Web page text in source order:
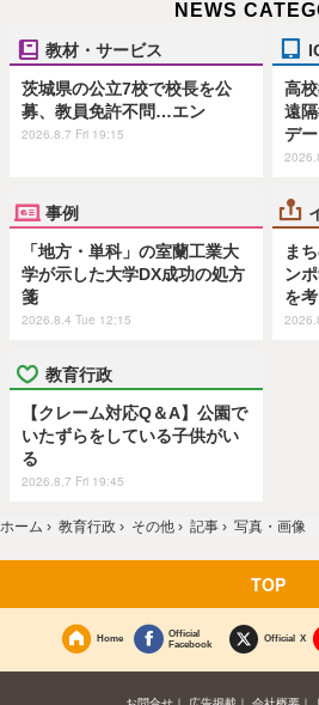
NEWS
教材・サービス
茨城県の公立7校で校長を公
募、教員免許不問…エン
2026.8.7 Fri 19:15
高
遠
デ
事例
「地方・単科」の室蘭工業大
学が示した大学DX成功の処方
箋
2026.8.4 Tue 12:15
ま
ン
を
教育行政
【クレーム対応Q＆A】公園で
いたずらをしている子供がい
る
2026.8.7 Fri 19:45
ホーム › 教育行政 › その他 › 記事 › 写真・画像
TOP
Home
Official
Facebook
Official X